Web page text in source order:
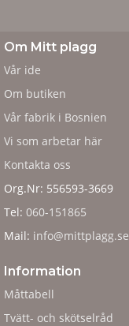
Om Mitt plagg
Vår ide
Om butiken
Vår fabrik i Bosnien
Vi som arbetar här
Kontakta oss
Org.Nr: 556593-3669
Tel: 060-151865
Mail: info@mittplagg.se
Information
Måttabell
Tvätt- och skötselråd